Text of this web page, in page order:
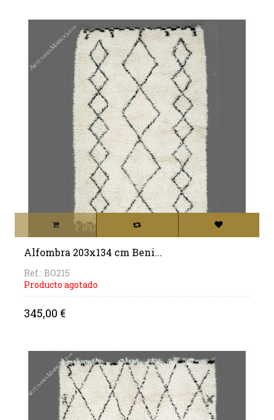
Alfombra 203x134 cm Beni...
Ref.: BO215
Producto agotado
Precio
345,00 €